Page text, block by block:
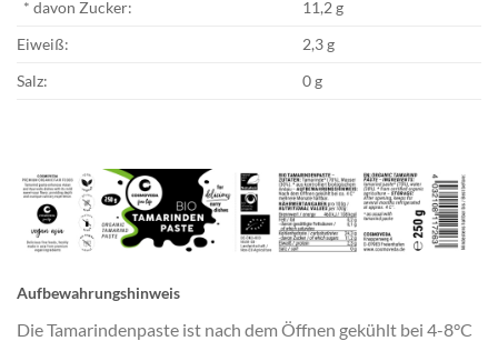
* davon Zucker:
11,2 g
Eiweiß:
2,3 g
Salz:
0 g
Aufbewahrungshinweis
Die Tamarindenpaste ist nach dem Öffnen gekühlt bei 4-8°C